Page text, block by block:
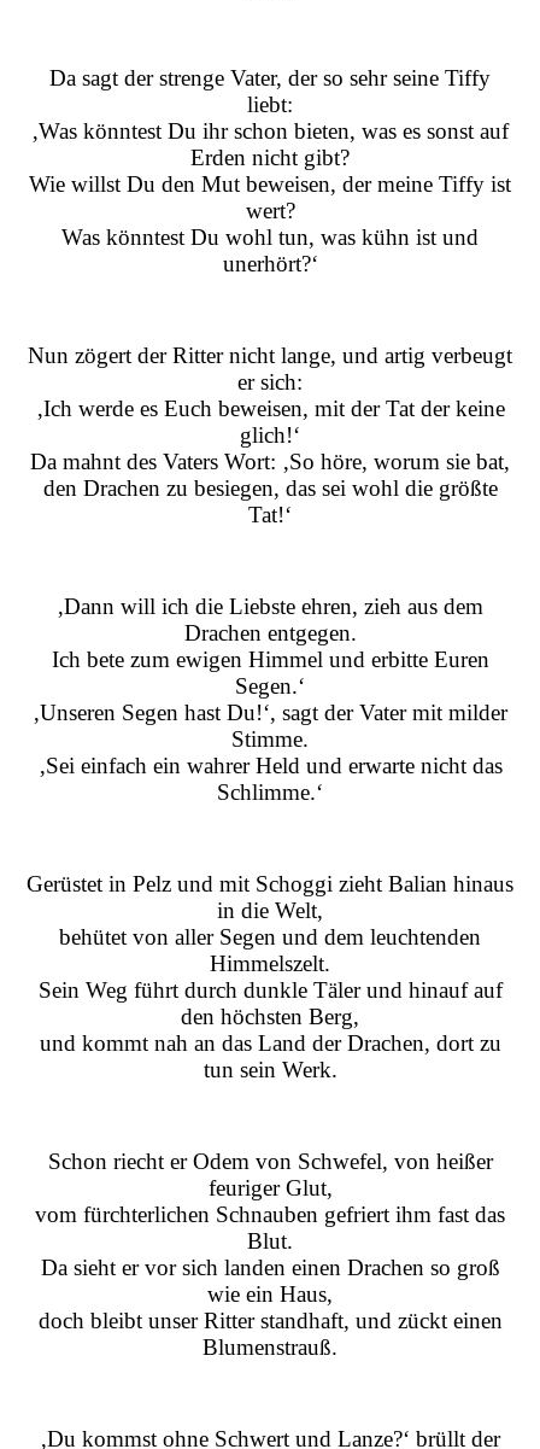
Da sagt der strenge Vater, der so sehr seine Tiffy
liebt:
‚Was könntest Du ihr schon bieten, was es sonst auf
Erden nicht gibt?
Wie willst Du den Mut beweisen, der meine Tiffy ist
wert?
Was könntest Du wohl tun, was kühn ist und
unerhört?‘
Nun zögert der Ritter nicht lange, und artig verbeugt
er sich:
‚Ich werde es Euch beweisen, mit der Tat der keine
glich!‘
Da mahnt des Vaters Wort: ‚So höre, worum sie bat,
den Drachen zu besiegen, das sei wohl die größte
Tat!‘
‚Dann will ich die Liebste ehren, zieh aus dem
Drachen entgegen.
Ich bete zum ewigen Himmel und erbitte Euren
Segen.‘
‚Unseren Segen hast Du!‘, sagt der Vater mit milder
Stimme.
‚Sei einfach ein wahrer Held und erwarte nicht das
Schlimme.‘
Gerüstet in Pelz und mit Schoggi zieht Balian hinaus
in die Welt,
behütet von aller Segen und dem leuchtenden
Himmelszelt.
Sein Weg führt durch dunkle Täler und hinauf auf
den höchsten Berg,
und kommt nah an das Land der Drachen, dort zu
tun sein Werk.
Schon riecht er Odem von Schwefel, von heißer
feuriger Glut,
vom fürchterlichen Schnauben gefriert ihm fast das
Blut.
Da sieht er vor sich landen einen Drachen so groß
wie ein Haus,
doch bleibt unser Ritter standhaft, und zückt einen
Blumenstrauß.
‚Du kommst ohne Schwert und Lanze?‘ brüllt der